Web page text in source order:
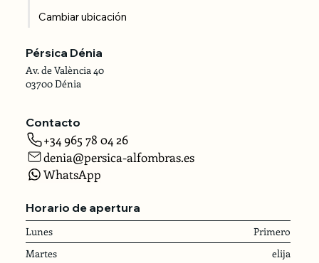
Cambiar ubicación
Pérsica Dénia
Av. de València 40
03700 Dénia
Contacto
+34 965 78 04 26
denia@persica-alfombras.es
WhatsApp
Horario de apertura
Lunes
Primero
Martes
elija